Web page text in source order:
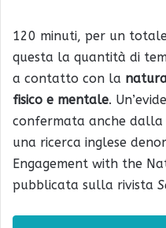
120 minuti, per un
questa la quantità di
a contatto con la
fisico e mentale.
confermata anche dalla
una ricerca inglese
Engagement with the
pubblicata sulla rivista